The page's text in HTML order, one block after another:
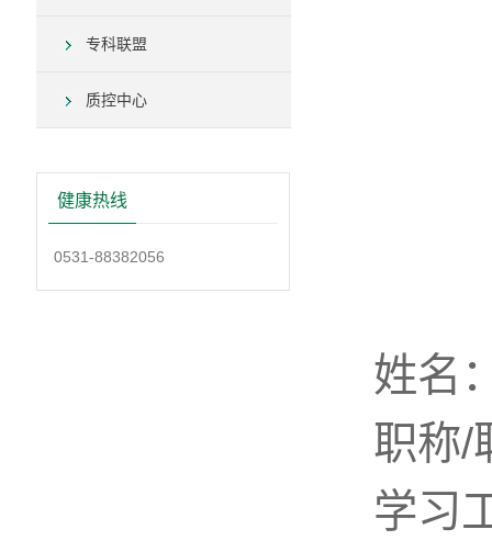
专科联盟
质控中心
健康热线
0531-88382056
姓名
职称/
学习